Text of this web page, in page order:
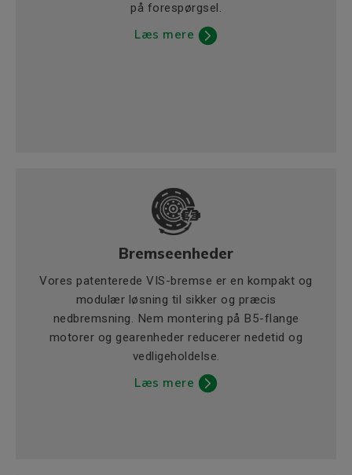
på forespørgsel.
Læs mere
Bremseenheder
Vores patenterede VIS-bremse er en kompakt og
modulær løsning til sikker og præcis
nedbremsning. Nem montering på B5-flange
motorer og gearenheder reducerer nedetid og
vedligeholdelse.
Læs mere